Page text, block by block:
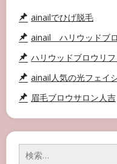
ainailでひげ脱毛
ainail ハリウッドブ
ハリウッドブロウリフ
ainail人気の光フェイ
眉毛ブロウサロン人吉
検
索: